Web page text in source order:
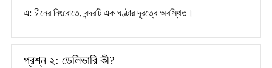
এ: চীনের নিংবোতে, বন্দরটি এক ঘণ্টার দূরত্বে অবস্থিত।
প্রশ্ন ২: ডেলিভারি কী?